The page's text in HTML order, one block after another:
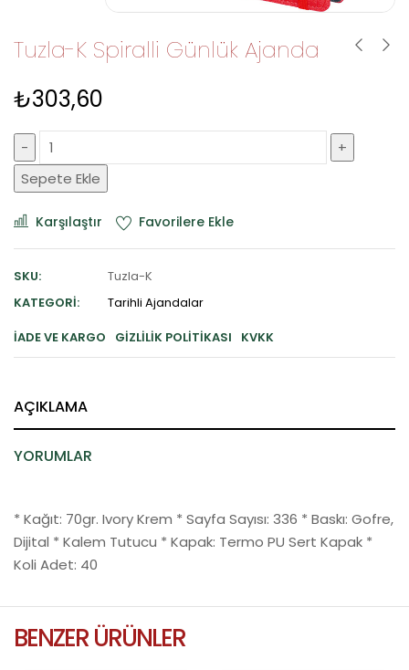
Tuzla-K Spiralli Günlük Ajanda
₺303,60
Sepete Ekle
Karşılaştır Favorilere Ekle
SKU:
Tuzla-K
KATEGORI:
Tarihli Ajandalar
İADE VE KARGO
GIZLILIK POLITIKASI KVKK
AÇIKLAMA
YORUMLAR
* Kağıt: 70gr. Ivory Krem * Sayfa Sayısı: 336 * Baskı: Gofre,
Dijital * Kalem Tutucu * Kapak: Termo PU Sert Kapak *
Koli Adet: 40
BENZER ÜRÜNLER